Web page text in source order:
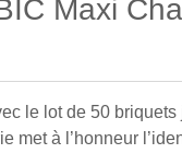
Maxi
le lot de 50
met à l’honneur